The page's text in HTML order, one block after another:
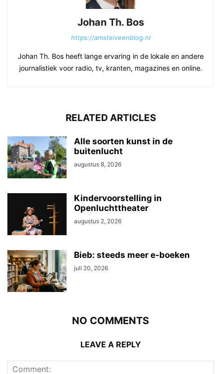
Johan Th. Bos
https://amstelveenblog.nl
Johan Th. Bos heeft lange ervaring in de lokale en andere
journalistiek voor radio, tv, kranten, magazines en online.
RELATED ARTICLES
Alle soorten kunst in de
buitenlucht
augustus 8, 2026
Kindervoorstelling in
Openluchttheater
augustus 2, 2026
Bieb: steeds meer e-boeken
juli 20, 2026
NO COMMENTS
LEAVE A REPLY